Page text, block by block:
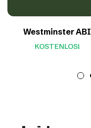
Westminster ABI
KOSTENLOS!